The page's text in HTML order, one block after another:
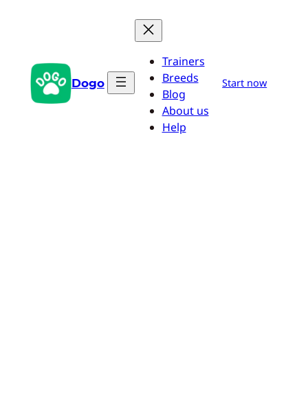
Dogo
Trainers
Breeds
Blog
About us
Help
Start now